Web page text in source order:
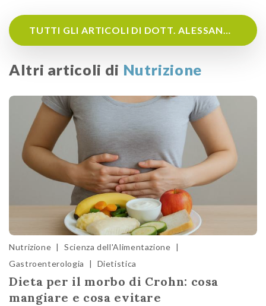
TUTTI GLI ARTICOLI DI DOTT. ALESSANDRO TARGHETTA
Altri articoli di Nutrizione
Nutrizione | Scienza dell'Alimentazione |
Gastroenterologia
| Dietistica
Dieta per il morbo di Crohn: cosa
mangiare e cosa evitare